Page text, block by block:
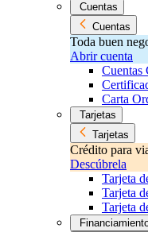
Cuentas
Cuentas
Toda buen
Abrir cuenta
Cuentas
Carta
Tarjetas
Tarjetas
Crédito para
Descúbrela
Tarjeta
Tarjeta
Tarjeta